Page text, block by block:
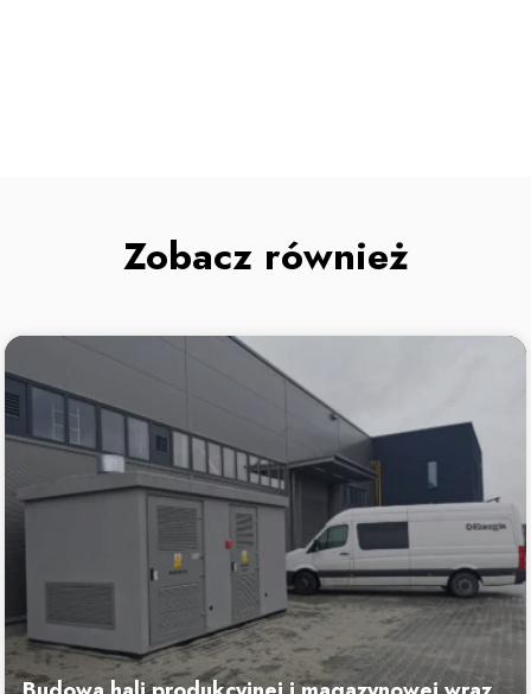
Zobacz również